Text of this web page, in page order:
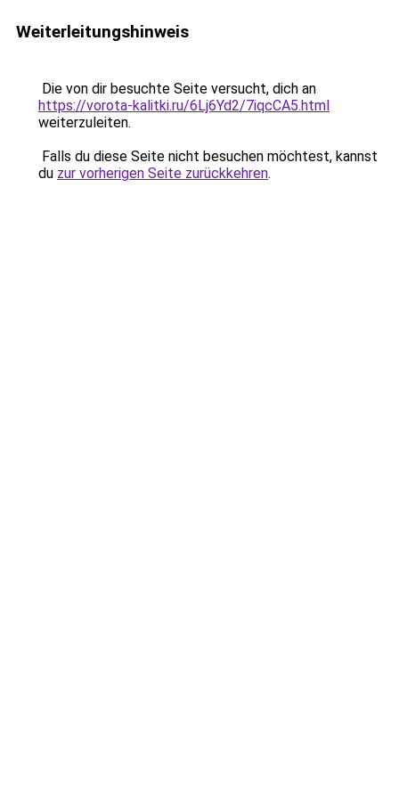
Weiterleitungshinweis
Die von dir besuchte Seite versucht, dich an
https://vorota-kalitki.ru/6Lj6Yd2/7iqcCA5.html
weiterzuleiten.
Falls du diese Seite nicht besuchen möchtest, kannst
du zur vorherigen Seite zurückkehren.